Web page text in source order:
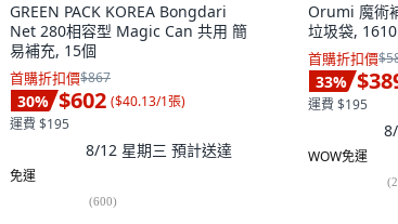
GREEN PACK KOREA Bongdari
Net 280相容型 Magic Can 共用 簡
易補充, 15個
首購折扣價$867
30% $602 ($40.13/1張)
運費 $195
8/12 星期三 預計送達
免運
(600)
Orumi 魔術
垃圾袋,
首購折扣價
33%
運費 $195
WOW免運
(